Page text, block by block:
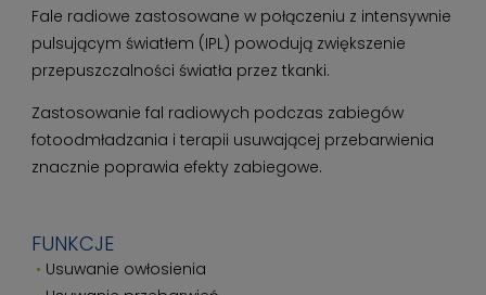
Fale radiowe zastosowane w połączeniu z intensywnie
pulsującym światłem (IPL) powodują zwiększenie
przepuszczalności światła przez tkanki.
Zastosowanie fal radiowych podczas zabiegów
fotoodmładzania i terapii usuwającej przebarwienia
znacznie poprawia efekty zabiegowe.
FUNKCJE
Usuwanie owłosienia